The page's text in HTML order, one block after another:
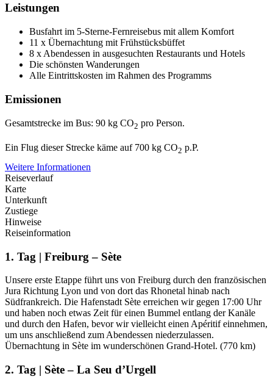
Leistungen
Busfahrt im 5-Sterne-Fernreisebus mit allem Komfort
11 x Übernachtung mit Frühstücksbüffet
8 x Abendessen in ausgesuchten Restaurants und Hotels
Die schönsten Wanderungen
Alle Eintrittskosten im Rahmen des Programms
Emissionen
Gesamtstrecke im Bus: 90 kg CO2 pro Person.
Ein Flug dieser Strecke käme auf 700 kg CO2 p.P.
Weitere Informationen
Reiseverlauf
Karte
Unterkunft
Zustiege
Hinweise
Reiseinformation
1. Tag | Freiburg – Sète
Unsere erste Etappe führt uns von Freiburg durch den französischen
Jura Richtung Lyon und von dort das Rhonetal hinab nach
Südfrankreich. Die Hafenstadt Sète erreichen wir gegen 17:00 Uhr
und haben noch etwas Zeit für einen Bummel entlang der Kanäle
und durch den Hafen, bevor wir vielleicht einen Apéritif einnehmen,
um uns anschließend zum Abendessen niederzulassen.
Übernachtung in Sète im wunderschönen Grand-Hotel. (770 km)
2. Tag | Sète – La Seu d’Urgell